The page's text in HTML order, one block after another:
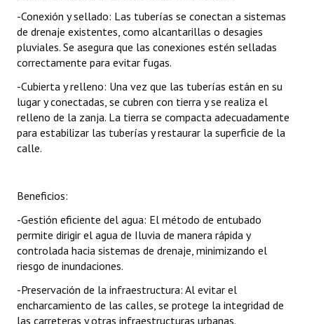
-Conexión y sellado: Las tuberías se conectan a sistemas
de drenaje existentes, como alcantarillas o desagies
pluviales. Se asegura que las conexiones estén selladas
correctamente para evitar fugas.
-Cubierta y relleno: Una vez que las tuberías están en su
lugar y conectadas, se cubren con tierra y se realiza el
relleno de la zanja. La tierra se compacta adecuadamente
para estabilizar las tuberías y restaurar la superficie de la
calle.
Beneficios:
-Gestión eficiente del agua: El método de entubado
permite dirigir el agua de Iluvia de manera rápida y
controlada hacia sistemas de drenaje, minimizando el
riesgo de inundaciones.
-Preservación de la infraestructura: Al evitar el
encharcamiento de las calles, se protege la integridad de
las carreteras y otras infraestructuras urbanas.